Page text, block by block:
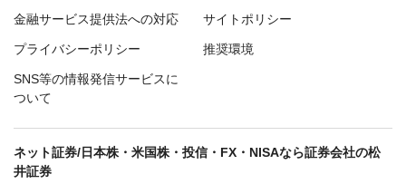
金融サービス提供法への対応 サイトポリシー
プライバシーポリシー 推奨環境
SNS等の情報発信サービスに
ついて
ネット証券/日本株・米国株・投信・FX・NISAなら証券会社の松
井証券